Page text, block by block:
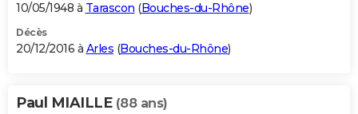
10/05/1948 à Tarascon (Bouches-du-Rhône)
Décès
20/12/2016 à Arles (Bouches-du-Rhône)
Paul MIAILLE (88 ans)